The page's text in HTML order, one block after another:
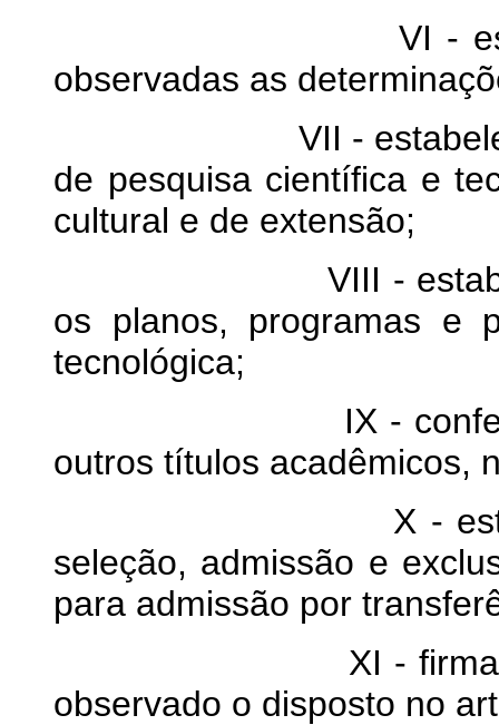
VI - estabelecer
observadas as
VII - estabelecer
de pesquisa científica e
cultural e de extensão;
VIII - estabelecer
os planos, programas e
tecnológica;
IX - conferir
outros títulos acadêmicos,
X - estabelecer
seleção, admissão e
para admissão por
XI - firmar
observado o disposto no